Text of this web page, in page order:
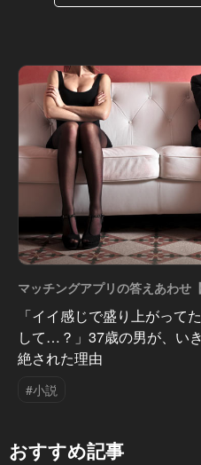
マッチングアプリの答えあわせ
「イイ感じで盛り上がって
して…？」37歳の男が、い
絶された理由
#小説
おすすめ記事